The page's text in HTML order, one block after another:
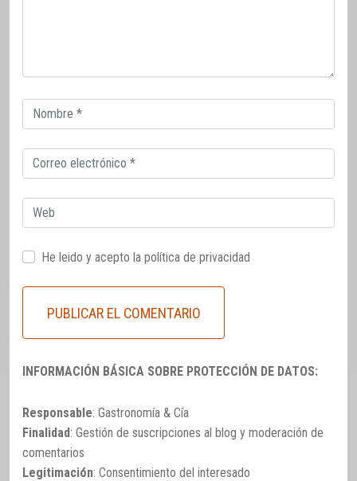
Correo
electrónico
Correo
electrónico
Web
He leido y acepto la política de privacidad
INFORMACIÓN BÁSICA SOBRE PROTECCIÓN DE DATOS:
Responsable: Gastronomía & Cía
Finalidad: Gestión de suscripciones al blog y moderación de
comentarios
Legitimación: Consentimiento del interesado